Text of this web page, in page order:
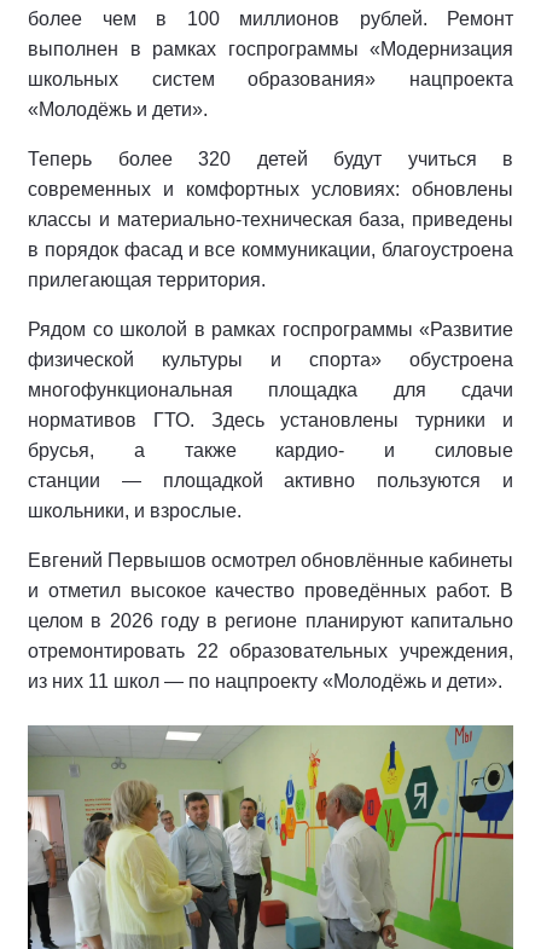
более чем в 100 миллионов рублей. Ремонт
выполнен в рамках госпрограммы «Модернизация
школьных систем образования» нацпроекта
«Молодёжь и дети».
Теперь более 320 детей будут учиться в
современных и комфортных условиях: обновлены
классы и материально‑техническая база, приведены
в порядок фасад и все коммуникации, благоустроена
прилегающая территория.
Рядом со школой в рамках госпрограммы «Развитие
физической культуры и спорта» обустроена
многофункциональная площадка для сдачи
нормативов ГТО. Здесь установлены турники и
брусья, а также кардио‑ и силовые
станции — площадкой активно пользуются и
школьники, и взрослые.
Евгений Первышов осмотрел обновлённые кабинеты
и отметил высокое качество проведённых работ. В
целом в 2026 году в регионе планируют капитально
отремонтировать 22 образовательных учреждения,
из них 11 школ — по нацпроекту «Молодёжь и дети».